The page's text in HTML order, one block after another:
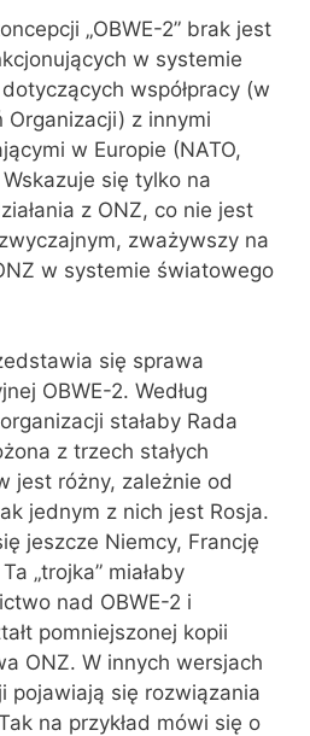
„OBWE-2” brak jest
w systemie
współpracy (w
z innymi
w Europie (NATO,
się tylko na
z ONZ, co nie jest
zważywszy na
w systemie światowego
się sprawa
OBWE-2. Według
stałaby Rada
z trzech stałych
jest różny, zależnie od
jednym z nich jest Rosja.
jeszcze Niemcy, Francję
„trojka” miałaby
nad OBWE-2 i
pomniejszonej kopii
ONZ. W innych wersjach
pojawiają się rozwiązania
na przykład mówi się o